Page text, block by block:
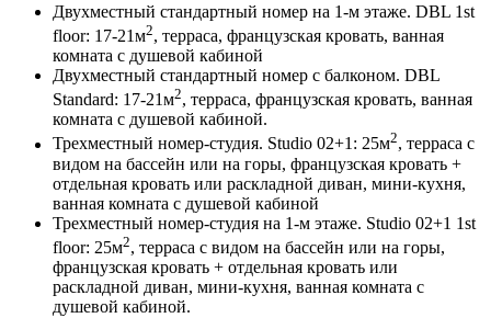
Двухместный стандартный номер на 1-м этаже. DBL 1st
floor: 17-21м2, терраса, французская кровать, ванная
комната с душевой кабиной
Двухместный стандартный номер с балконом. DBL
Standard: 17-21м2, терраса, французская кровать, ванная
комната с душевой кабиной.
Трехместный номер-студия. Studio 02+1: 25м2, терраса с
видом на бассейн или на горы, французская кровать +
отдельная кровать или раскладной диван, мини-кухня,
ванная комната с душевой кабиной
Трехместный номер-студия на 1-м этаже. Studio 02+1 1st
floor: 25м2, терраса с видом на бассейн или на горы,
французская кровать + отдельная кровать или
раскладной диван, мини-кухня, ванная комната с
душевой кабиной.